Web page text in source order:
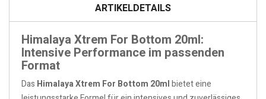
ARTIKELDETAILS
Himalaya Xtrem For Bottom 20ml:
Intensive Performance im passenden
Format
Das Himalaya Xtrem For Bottom 20mlbietet eine